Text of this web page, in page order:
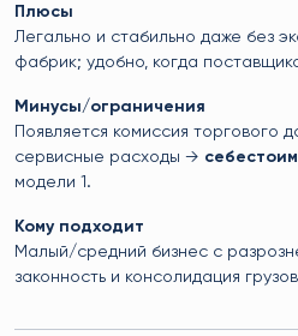
Плюсы
Легально и стабильно даже без
фабрик; удобно, когда
Минусы/ограничения
Появляется комиссия торгового
сервисные расходы →
модели 1.
Кому подходит
Малый/средний бизнес с
законность и консолидация